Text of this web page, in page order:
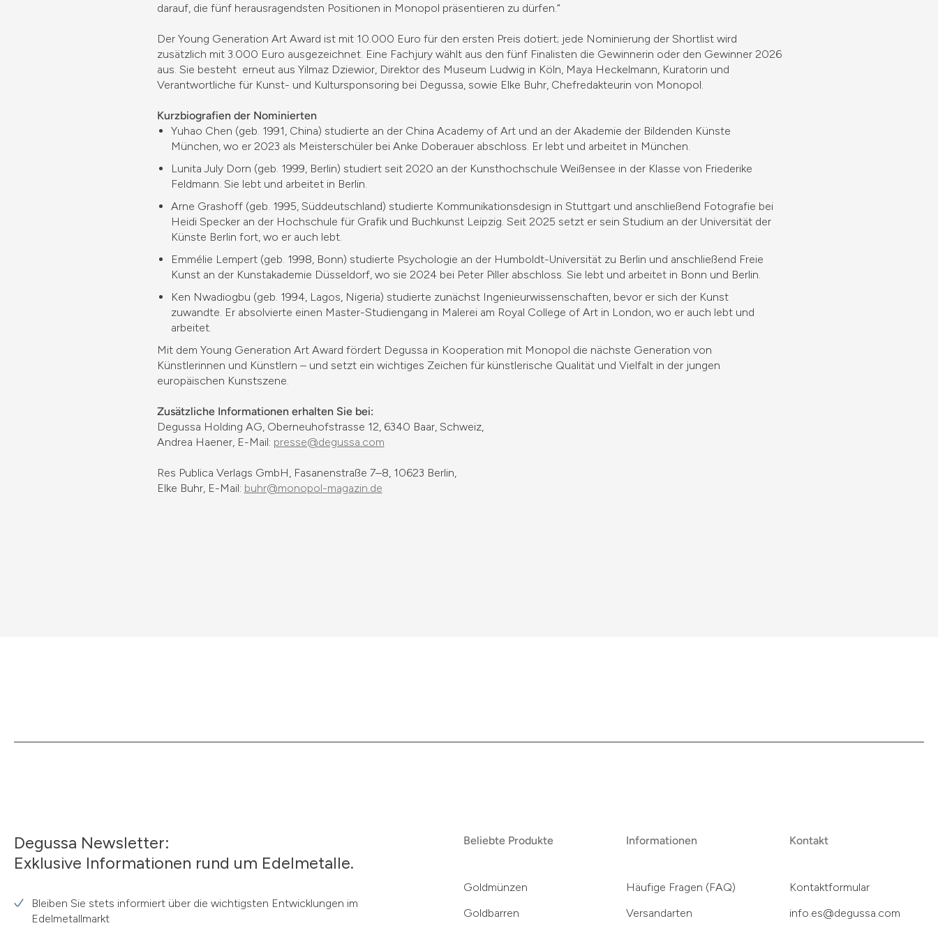
darauf, die fünf herausragendsten Positionen in Monopol präsentieren zu dürfen.“
Der Young Generation Art Award ist mit 10.000 Euro für den ersten Preis dotiert; jede Nominierung der Shortlist wird
zusätzlich mit 3.000 Euro ausgezeichnet. Eine Fachjury wählt aus den fünf Finalisten die Gewinnerin oder den Gewinner 2026
aus. Sie besteht erneut aus Yilmaz Dziewior, Direktor des Museum Ludwig in Köln, Maya Heckelmann, Kuratorin und
Verantwortliche für Kunst- und Kultursponsoring bei Degussa, sowie Elke Buhr, Chefredakteurin von Monopol.
Kurzbiografien der Nominierten
Yuhao Chen (geb. 1991, China) studierte an der China Academy of Art und an der Akademie der Bildenden Künste
München, wo er 2023 als Meisterschüler bei Anke Doberauer abschloss. Er lebt und arbeitet in München.
Lunita July Dorn (geb. 1999, Berlin) studiert seit 2020 an der Kunsthochschule Weißensee in der Klasse von Friederike
Feldmann. Sie lebt und arbeitet in Berlin.
Arne Grashoff (geb. 1995, Süddeutschland) studierte Kommunikationsdesign in Stuttgart und anschließend Fotografie bei
Heidi Specker an der Hochschule für Grafik und Buchkunst Leipzig. Seit 2025 setzt er sein Studium an der Universität der
Künste Berlin fort, wo er auch lebt.
Emmélie Lempert (geb. 1998, Bonn) studierte Psychologie an der Humboldt-Universität zu Berlin und anschließend Freie
Kunst an der Kunstakademie Düsseldorf, wo sie 2024 bei Peter Piller abschloss. Sie lebt und arbeitet in Bonn und Berlin.
Ken Nwadiogbu (geb. 1994, Lagos, Nigeria) studierte zunächst Ingenieurwissenschaften, bevor er sich der Kunst
zuwandte. Er absolvierte einen Master-Studiengang in Malerei am Royal College of Art in London, wo er auch lebt und
arbeitet.
Mit dem Young Generation Art Award fördert Degussa in Kooperation mit Monopol die nächste Generation von
Künstlerinnen und Künstlern – und setzt ein wichtiges Zeichen für künstlerische Qualität und Vielfalt in der jungen
europäischen Kunstszene.
Zusätzliche Informationen erhalten Sie bei:
Degussa Holding AG, Oberneuhofstrasse 12, 6340 Baar, Schweiz,
Andrea Haener, E-Mail: presse@degussa.com
Res Publica Verlags GmbH, Fasanenstraße 7–8, 10623 Berlin,
Elke Buhr, E-Mail: buhr@monopol-magazin.de
Degussa Newsletter:
Exklusive Informationen rund um Edelmetalle.
Bleiben Sie stets informiert über die wichtigsten Entwicklungen im
Edelmetallmarkt
Beliebte Produkte
Goldmünzen
Goldbarren
Informationen
Häufige Fragen (FAQ)
Versandarten
Kontakt
Kontaktformular
info.es@degussa.com